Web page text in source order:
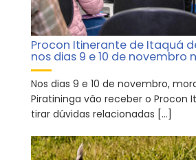
Procon Itinerante de Itaquá
nos dias 9 e 10 de novembro
Nos dias 9 e 10 de novembro,
Piratininga vão receber o Procon
tirar dúvidas relacionadas […]